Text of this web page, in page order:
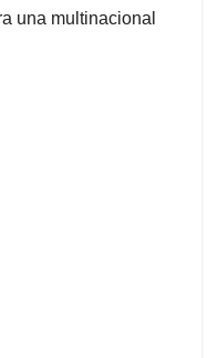
una multinacional